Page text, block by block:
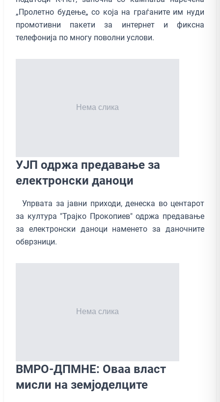
„Пролетно будење„ со која на граѓаните им нуди
промотивни пакети за интернет и фиксна
телефонија по многу поволни услови.
УЈП одржа предавање за
електронски даноци
Упрвата за јавни приходи, денеска во центарот
за култура "Трајко Прокопиев" одржа предавање
за електронски даноци наменето за даночните
обврзници.
ВМРО-ДПМНЕ: Оваа власт
мисли на земјоделците